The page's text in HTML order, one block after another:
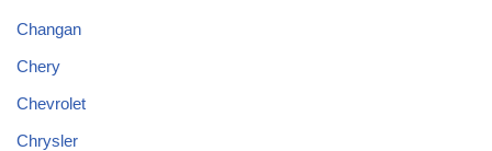
Changan
Chery
Chevrolet
Chrysler